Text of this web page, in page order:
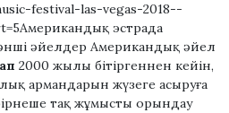
festival-las-vegas-2018--
эстрада
әйелдер Американдық әйел
2000 жылы бітіргеннен кейін,
армандарын жүзеге асыруға
тақ жұмысты орындау